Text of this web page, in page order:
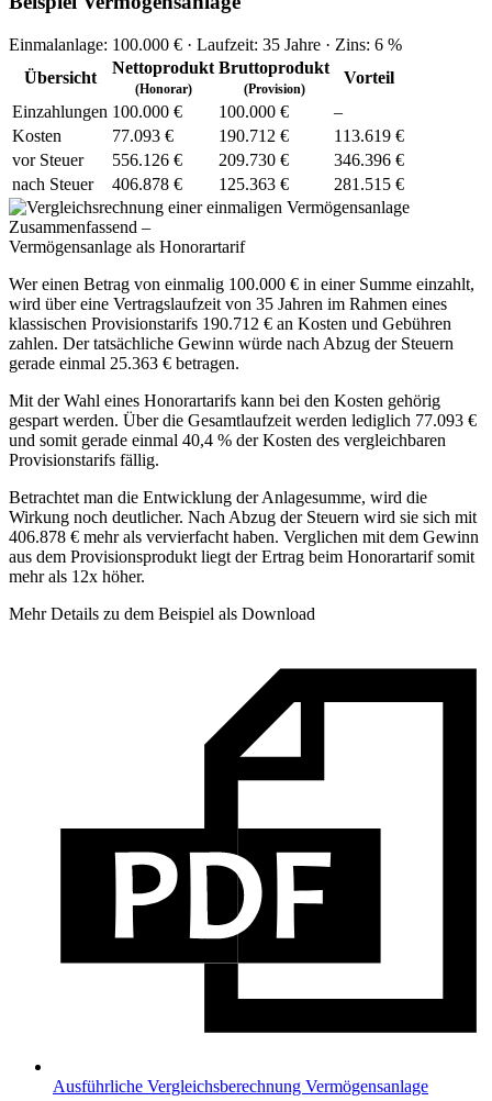
Einmalanlage: 100.000 € · Laufzeit: 35 Jahre · Zins: 6 %
Über­sicht
Netto­produkt
(Honorar)
Brutto­produkt
(Provision)
Vorteil
Einzah­lungen 100.000 € 100.000 €
–
Kosten
77.093 € 190.712 €
113.619 €
vor Steuer
556.126 € 209.730 €
346.396 €
nach Steuer
406.878 € 125.363 € 281.515 €
Zusammenfassend –
Vermögensanlage als Honorartarif
Wer einen Betrag von einmalig 100.000 € in einer Summe einzahlt,
wird über eine Vertragslaufzeit von 35 Jahren im Rahmen eines
klassischen Provisionstarifs 190.712 € an Kosten und Gebühren
zahlen. Der tatsächliche Gewinn würde nach Abzug der Steuern
gerade einmal 25.363 € betragen.
Mit der Wahl eines Honorartarifs kann bei den Kosten gehörig
gespart werden. Über die Gesamtlaufzeit werden lediglich 77.093 €
und somit gerade einmal 40,4 % der Kosten des vergleichbaren
Provisionstarifs fällig.
Betrachtet man die Entwicklung der Anlagesumme, wird die
Wirkung noch deutlicher. Nach Abzug der Steuern wird sie sich mit
406.878 € mehr als vervierfacht haben. Verglichen mit dem Gewinn
aus dem Provisionsprodukt liegt der Ertrag beim Honorartarif somit
mehr als 12x höher.
Mehr Details zu dem Beispiel als Download
Ausführliche Vergleichsberechnung Vermögensanlage